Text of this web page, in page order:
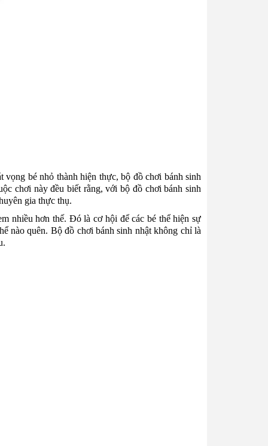
bé nhỏ thành hiện thực, bộ đồ chơi bánh sinh
chơi này đều biết rằng, với bộ đồ chơi bánh sinh
gia thực thụ.
nhiều hơn thế. Đó là cơ hội để các bé thể hiện sự
nào quên. Bộ đồ chơi bánh sinh nhật không chỉ là